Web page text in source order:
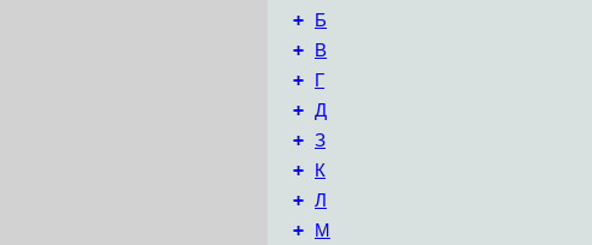
+ Б
+ В
+ Г
+ Д
+ З
+ К
+ Л
+ М